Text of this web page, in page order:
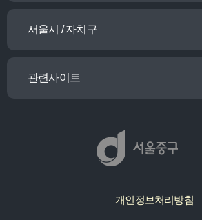
서울시 / 자치구
관련사이트
개인정보처리방침